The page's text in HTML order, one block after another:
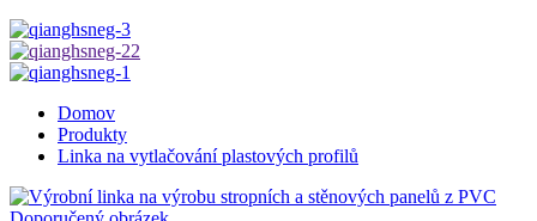
Domov
Produkty
Linka na vytlačování plastových profilů